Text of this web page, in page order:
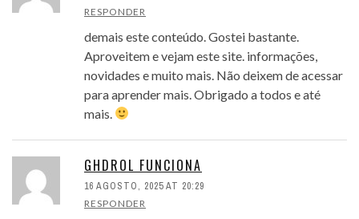
RESPONDER
demais este conteúdo. Gostei bastante.
Aproveitem e vejam este site. informações,
novidades e muito mais. Não deixem de acessar
para aprender mais. Obrigado a todos e até
mais.
GHDROL FUNCIONA
16 AGOSTO, 2025 AT 20:29
RESPONDER